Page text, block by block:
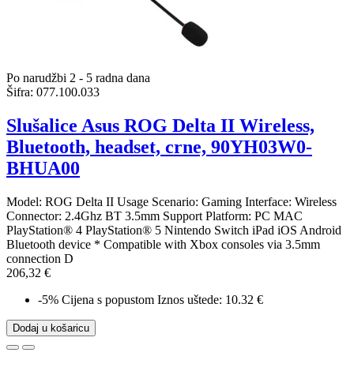
Po narudžbi 2 - 5 radna dana
Šifra: 077.100.033
Slušalice Asus ROG Delta II Wireless,
Bluetooth, headset, crne, 90YH03W0-
BHUA00
Model: ROG Delta II Usage Scenario: Gaming Interface: Wireless
Connector: 2.4Ghz BT 3.5mm Support Platform: PC MAC
PlayStation® 4 PlayStation® 5 Nintendo Switch iPad iOS Android
Bluetooth device * Compatible with Xbox consoles via 3.5mm
connection D
206,32 €
-5% Cijena s popustom Iznos uštede: 10.32 €
Dodaj u košaricu